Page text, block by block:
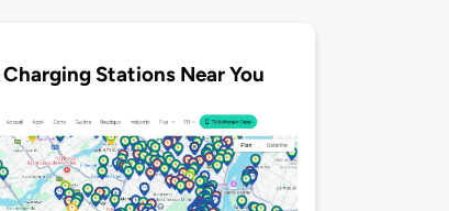
Stations Near You